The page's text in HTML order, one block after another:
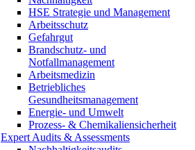
HSE Strategie und Management
Arbeitsschutz
Gefahrgut
Brandschutz- und
Notfallmanagement
Arbeitsmedizin
Betriebliches
Gesundheitsmanagement
Energie- und Umwelt
Prozess- & Chemikaliensicherheit
Expert Audits & Assessments